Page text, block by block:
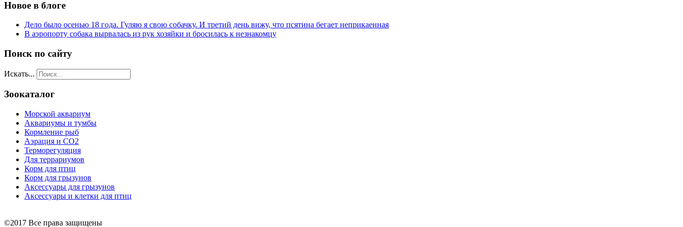
Новое в блоге
Дело было осенью 18 года. Гуляю я свою собачку. И третий день вижу, что псятина бегает неприкаенная
В аэропорту собака вырвалась из рук хозяйки и бросилась к незнакомцу
Поиск по сайту
Искать...
Зоокаталог
Морской аквариум
Аквариумы и тумбы
Кормление рыб
Аэрация и СО2
Терморегуляция
Для террариумов
Корм для птиц
Корм для грызунов
Аксессуары для грызунов
Аксессуары и клетки для птиц
©2017 Все права защищены